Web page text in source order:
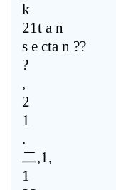
k
21t a n
s e cta n ??
?
,
2
1
.
二,1,
1